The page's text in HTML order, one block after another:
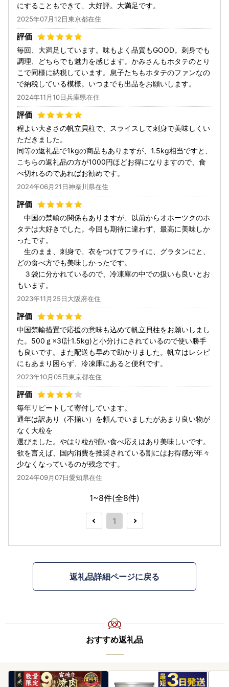
にすることもできて、大好評。大満足です。
2025年07月12日東京都在住
毎回、大満足しています。味もよく品質もGOOD。刺身でも
調理、どちらでも魅力を感じます。かみさんもホタテのとり
こで同様に納税しています。息子たちもホタテのファンなの
で納税している模様。いつまでも出品をお願いします。
2024年11月10日兵庫県在住
程よい大きさの帆立貝柱で、スライスして刺身で美味しくい
ただきました。
同等の返礼品で1kgの商品もありますが、1.5kg相当ですと、
こちらの返礼品の方が1000円ほどお得になりますので、食
べ切れるのであればお勧めです。
2024年06月21日神奈川県在住
中国の禁輸の関係もありますが、以前からオホーツクのホ
タテは大好きでした。今回も期待に違わず、最高に美味しか
ったです。
生のまま、刺身で、衣をつけてフライに、グラタンにと、
どの食べ方でも美味しかったです。
３袋に分かれているので、冷凍庫の中での扱いも良いとお
もいます。
2023年11月25日大阪府在住
中国禁輸措置で応援の意味も込めて帆立貝柱をお願いしまし
た。500ｇ×3(計1.5kg)と小分けにされているので使い勝手
も良いです。また配送も早めで助かりました。帆立はレシピ
にもあまり困らず、冷凍庫にあると便利です。
2023年10月05日東京都在住
毎年リピートして寄付しています。
通年は訳あり（不揃い）を頼んでいましたがあまり良い物が
なく大粒を
選びました。やはり粒が揃い食べ応えはあり美味しいです。
欲を言えば、国内消費を推奨されている割にはお得感が年々
少なくなっているのが残念です。
2024年09月07日愛知県在住
1~8件(全8件)
1
返礼品詳細ページに戻る
おすすめ返礼品